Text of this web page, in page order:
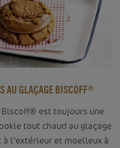
AU GLAÇAGE BISCOFF®
est toujours une
tout chaud au glaçage
l’extérieur et moelleux à